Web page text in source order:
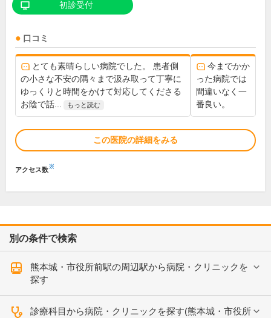
初診受付
口コミ
とても素晴らしい病院でした。 患者側
の小さな不安の隅々まで汲み取って丁寧に
ゆっくりと時間をかけて対応してくださる
お陰で話...
もっと読む
今までかか
った病院では
間違いなく一
番良い。
この医院の詳細をみる
アクセス数※
別の条件で検索
熊本城・市役所前駅の周辺駅から病院・クリニックを
探す
診療科目から病院・クリニックを探す(熊本城・市役所